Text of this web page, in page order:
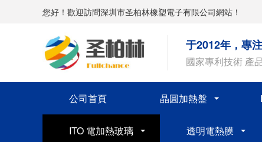
您好！歡迎訪問深圳市圣柏林橡塑電子有限公司網站！
于2012年，專
國家專利技術 產
公司首頁 晶圓加熱盤
ITO 電加熱玻璃 透明電熱膜